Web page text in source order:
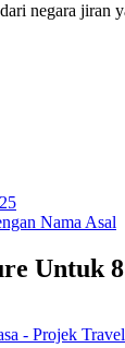
negara
Nama Asal
Untuk
- Projek Travel